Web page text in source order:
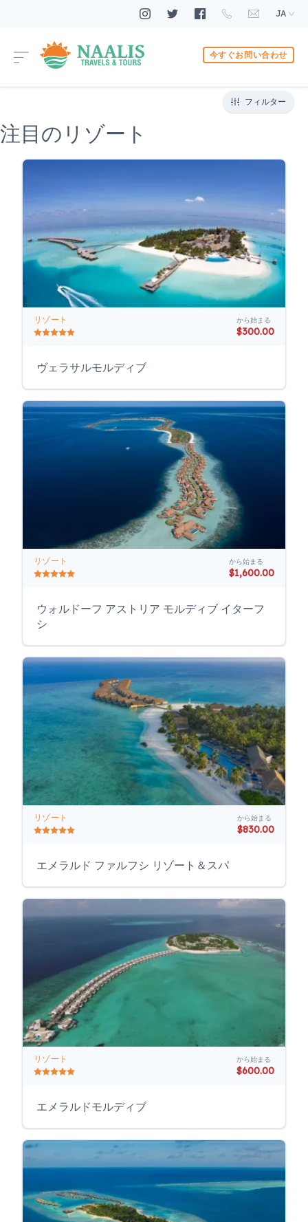
JA
今すぐお問い合わせ
フィルター
注目のリゾート
リゾート から始まる
$300.00
ヴェラサルモルディブ
リゾート から始まる
$1,600.00
ウォルドーフ アストリア モルディブ イターフ
シ
リゾート から始まる
$830.00
エメラルド ファルフシ リゾート＆スパ
リゾート から始まる
$600.00
エメラルドモルディブ